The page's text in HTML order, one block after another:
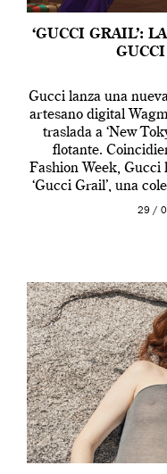
‘GUCCI GRAIL’:
Gucci lanza una
artesano digital
traslada a ‘New
flotante.
Fashion Week, Gucci
‘Gucci Grail’, una
Alessandro Michele,
29 /